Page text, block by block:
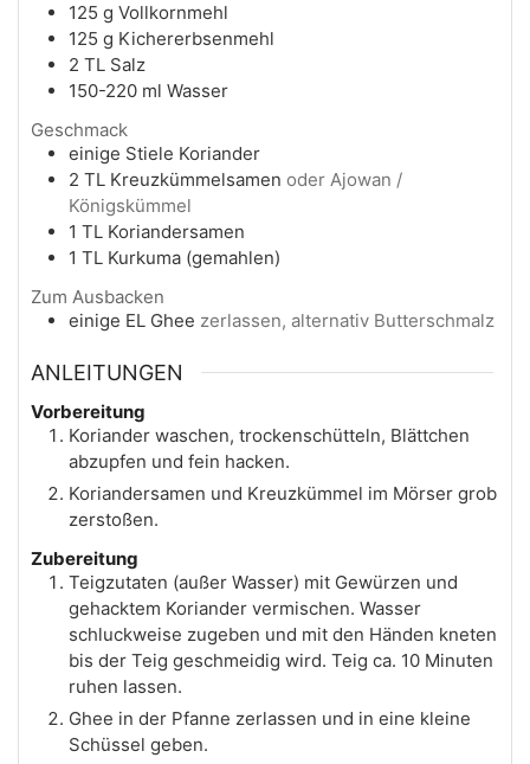
125 g Vollkornmehl
125 g Kichererbsenmehl
2 TL Salz
150-220 ml Wasser
Geschmack
einige Stiele Koriander
2 TL Kreuzkümmelsamen oder Ajowan /
Königskümmel
1 TL Koriandersamen
1 TL Kurkuma (gemahlen)
Zum Ausbacken
einige EL Ghee zerlassen, alternativ Butterschmalz
ANLEITUNGEN
Vorbereitung
Koriander waschen, trockenschütteln, Blättchen
abzupfen und fein hacken.
Koriandersamen und Kreuzkümmel im Mörser grob
zerstoßen.
Zubereitung
Teigzutaten (außer Wasser) mit Gewürzen und
gehacktem Koriander vermischen. Wasser
schluckweise zugeben und mit den Händen kneten
bis der Teig geschmeidig wird. Teig ca. 10 Minuten
ruhen lassen.
Ghee in der Pfanne zerlassen und in eine kleine
Schüssel geben.